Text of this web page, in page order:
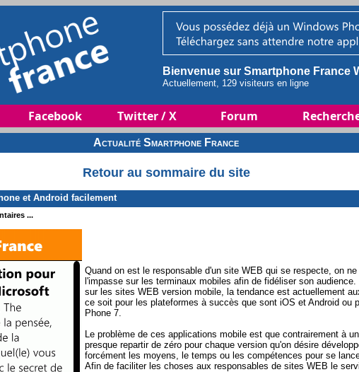
Bienvenue sur Smartphone France
Actuellement, 129 visiteurs en ligne
Facebook Twitter / X Forum
Actualité Smartphone France
Retour au sommaire du site
et Android facilement
...
Quand on est le responsable d'un site WEB qui se respecte, on
l'impasse sur les terminaux mobiles afin de fidéliser son
sur les sites WEB version mobile, la tendance est actuellement
ce soit pour les plateformes à succès que sont iOS et Android ou
Phone 7.
Le problème de ces applications mobile est que contrairement à
presque repartir de zéro pour chaque version qu'on désire
forcément les moyens, le temps ou les compétences pour se
Afin de faciliter les choses aux responsables de sites WEB le